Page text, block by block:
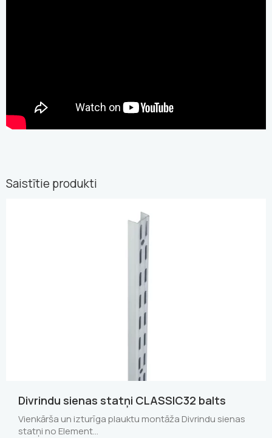
Saistītie produkti
Divrindu sienas statņi CLASSIC32 balts
Vienkārša un izturīga plauktu montāža Divrindu sienas
statņi no Element…